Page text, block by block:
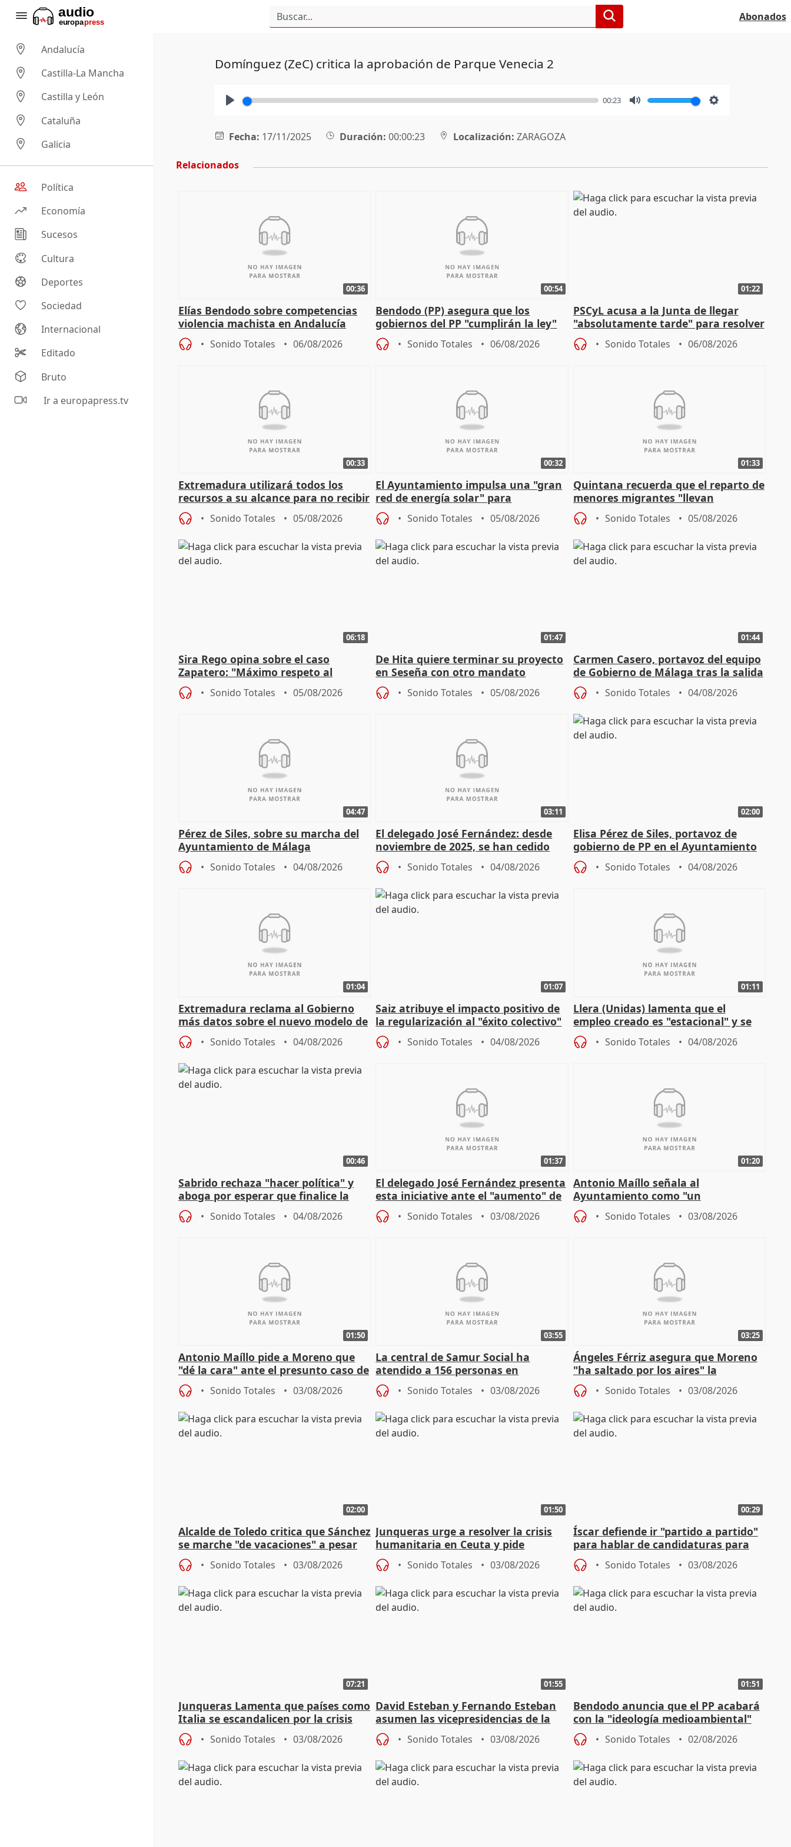
Abonados
Andalucía
Castilla-La Mancha
Castilla y León
Cataluña
Galicia
Política
Economía
Sucesos
Cultura
Deportes
Sociedad
Internacional
Editado
Bruto
Ir a europapress.tv
Domínguez (ZeC) critica la aprobación de Parque Venecia 2
00:23
Fecha: 17/11/2025 Duración: 00:00:23 Localización: ZARAGOZA
Relacionados
00:36
Elías Bendodo sobre competencias
violencia machista en Andalucía
Sonido Totales 06/08/2026
00:54
Bendodo (PP) asegura que los
gobiernos del PP "cumplirán la ley"
sobre los menores migrantes
Sonido Totales 06/08/2026
01:22
PSCyL acusa a la Junta de llegar
"absolutamente tarde" para resolver
problemas como Newcastle
Sonido Totales 06/08/2026
00:33
Extremadura utilizará todos los
recursos a su alcance para no recibir
más menores migrantes
Sonido Totales 05/08/2026
00:32
El Ayuntamiento impulsa una "gran
red de energía solar" para
autoconsumo
Sonido Totales 05/08/2026
01:33
Quintana recuerda que el reparto de
menores migrantes "llevan
aportación del Gobierno" central
Sonido Totales 05/08/2026
06:18
Sira Rego opina sobre el caso
Zapatero: "Máximo respeto al
proceso judicial"
Sonido Totales 05/08/2026
01:47
De Hita quiere terminar su proyecto
en Seseña con otro mandato
Sonido Totales 05/08/2026
01:44
Carmen Casero, portavoz del equipo
de Gobierno de Málaga tras la salida
de Pérez de Siles
Sonido Totales 04/08/2026
04:47
Pérez de Siles, sobre su marcha del
Ayuntamiento de Málaga
Sonido Totales 04/08/2026
03:11
El delegado José Fernández: desde
noviembre de 2025, se han cedido
9.810 ayudas por nacimiento
Sonido Totales 04/08/2026
02:00
Elisa Pérez de Siles, portavoz de
gobierno de PP en el Ayuntamiento
de Málaga, deja la política
Sonido Totales 04/08/2026
01:04
Extremadura reclama al Gobierno
más datos sobre el nuevo modelo de
financiación
Sonido Totales 04/08/2026
01:07
Saiz atribuye el impacto positivo de
la regularización al "éxito colectivo"
del Gobierno
Sonido Totales 04/08/2026
01:11
Llera (Unidas) lamenta que el
empleo creado es "estacional" y se
"esfumará" al acabar el verano
Sonido Totales 04/08/2026
00:46
Sabrido rechaza "hacer política" y
aboga por esperar que finalice la
investigación del incendio
Sonido Totales 04/08/2026
01:37
El delegado José Fernández presenta
esta iniciative ante el "aumento" de
personas sin hogar en Madri
Sonido Totales 03/08/2026
01:20
Antonio Maíllo señala al
Ayuntamiento como "un
especulador más" sobre viviendas de
Jiménez Becerril
Sonido Totales 03/08/2026
01:50
Antonio Maíllo pide a Moreno que
"dé la cara" ante el presunto caso de
acoso del CEO de ADM
Sonido Totales 03/08/2026
03:55
La central de Samur Social ha
atendido a 156 personas en
situación de calle durante Campaña
de CalorSonido Totales 03/08/2026
03:25
Ángeles Férriz asegura que Moreno
"ha saltado por los aires" la
negociación tras acuerdo con SMA
Sonido Totales 03/08/2026
02:00
Alcalde de Toledo critica que Sánchez
se marche "de vacaciones" a pesar
de la crisis migratoria
Sonido Totales 03/08/2026
01:50
Junqueras urge a resolver la crisis
humanitaria en Ceuta y pide
responsabilidad a la UE
Sonido Totales 03/08/2026
00:29
Íscar defiende ir "partido a partido"
para hablar de candidaturas para
2027
Sonido Totales 03/08/2026
07:21
Junqueras Lamenta que países como
Italia se escandalicen por la crisis
migratoria
Sonido Totales 03/08/2026
01:55
David Esteban y Fernando Esteban
asumen las vicepresidencias de la
Diputación de Valladolid
Sonido Totales 03/08/2026
01:51
Bendodo anuncia que el PP acabará
con la "ideología medioambiental"
para regenerar las playas
Sonido Totales 02/08/2026